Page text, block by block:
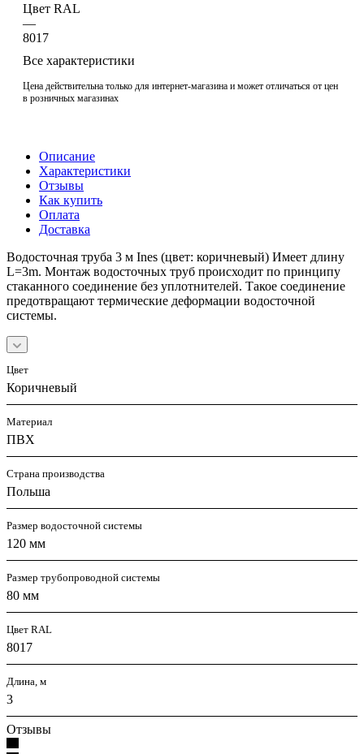
Цвет RAL
—
8017
Все характеристики
Цена действительна только для интернет-магазина и может отличаться от цен
в розничных магазинах
Описание
Характеристики
Отзывы
Как купить
Оплата
Доставка
Водосточная труба 3 м Ines (цвет: коричневый) Имеет длину
L=3m. Монтаж водосточных труб происходит по принципу
стаканного соединение без уплотнителей. Такое соединение
предотвращают термические деформации водосточной
системы.
Цвет
Коричневый
Материал
ПВХ
Страна производства
Польша
Размер водосточной системы
120 мм
Размер трубопроводной системы
80 мм
Цвет RAL
8017
Длина, м
3
Отзывы